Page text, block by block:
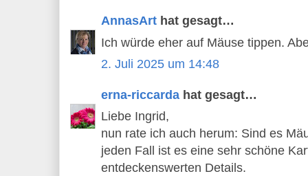
AnnasArt hat gesagt…
Ich würde eher auf Mäuse tippen.
2. Juli 2025 um 14:48
erna-riccarda hat gesagt…
Liebe Ingrid,
nun rate ich auch herum: Sind es
jeden Fall ist es eine sehr schöne
entdeckenswerten Details.